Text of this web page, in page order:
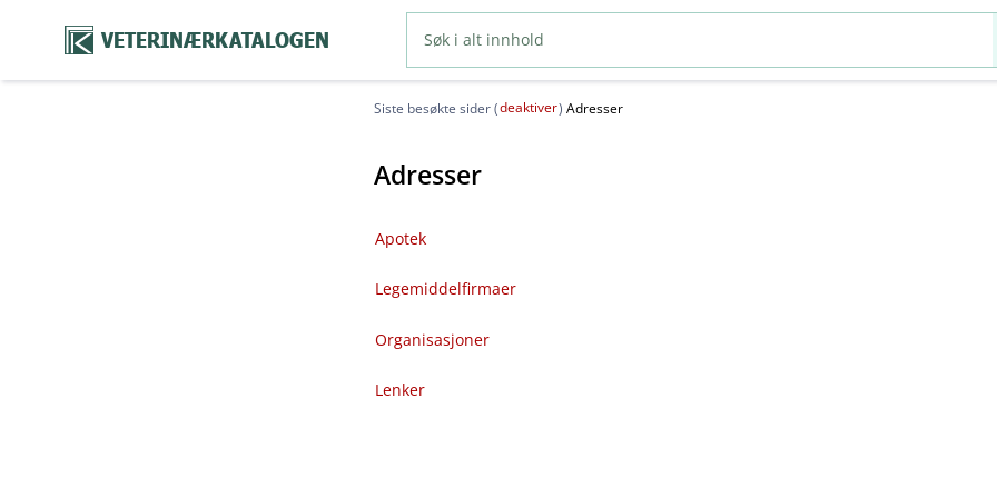
VETERINÆRKATALOGEN
Siste besøkte sider (deaktiver) Adresser
Adresser
Apotek
Legemiddelfirmaer
Organisasjoner
Lenker